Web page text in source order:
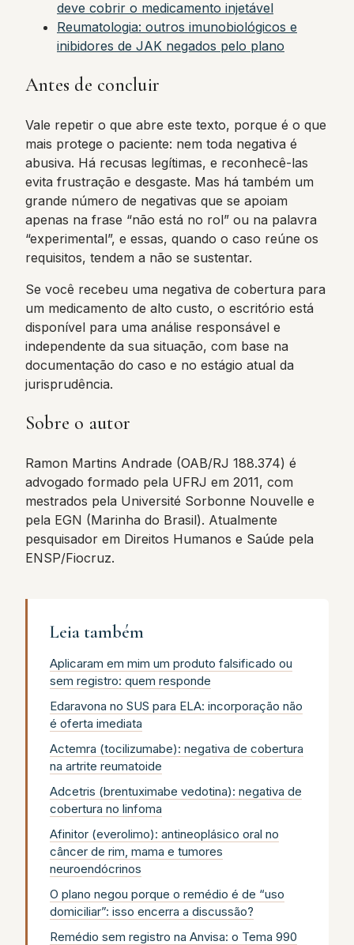
deve cobrir o medicamento injetável
Reumatologia: outros imunobiológicos e
inibidores de JAK negados pelo plano
Antes de concluir
Vale repetir o que abre este texto, porque é o que
mais protege o paciente: nem toda negativa é
abusiva. Há recusas legítimas, e reconhecê-las
evita frustração e desgaste. Mas há também um
grande número de negativas que se apoiam
apenas na frase “não está no rol” ou na palavra
“experimental”, e essas, quando o caso reúne os
requisitos, tendem a não se sustentar.
Se você recebeu uma negativa de cobertura para
um medicamento de alto custo, o escritório está
disponível para uma análise responsável e
independente da sua situação, com base na
documentação do caso e no estágio atual da
jurisprudência.
Sobre o autor
Ramon Martins Andrade (OAB/RJ 188.374) é
advogado formado pela UFRJ em 2011, com
mestrados pela Université Sorbonne Nouvelle e
pela EGN (Marinha do Brasil). Atualmente
pesquisador em Direitos Humanos e Saúde pela
ENSP/Fiocruz.
Leia também
Aplicaram em mim um produto falsificado ou
sem registro: quem responde
Edaravona no SUS para ELA: incorporação não
é oferta imediata
Actemra (tocilizumabe): negativa de cobertura
na artrite reumatoide
Adcetris (brentuximabe vedotina): negativa de
cobertura no linfoma
Afinitor (everolimo): antineoplásico oral no
câncer de rim, mama e tumores
neuroendócrinos
O plano negou porque o remédio é de “uso
domiciliar”: isso encerra a discussão?
Remédio sem registro na Anvisa: o Tema 990